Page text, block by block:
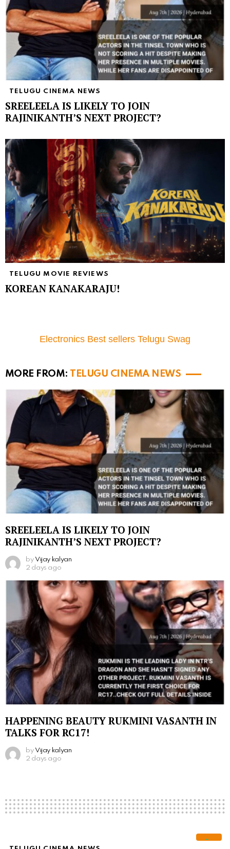
TELUGU CINEMA NEWS
SREELEELA IS LIKELY TO JOIN
RAJINIKANTH’S NEXT PROJECT?
TELUGU MOVIE REVIEWS
KOREAN KANAKARAJU!
Electronics Best sellers Telugu Swag
MORE FROM: TELUGU CINEMA NEWS
SREELEELA IS LIKELY TO JOIN
RAJINIKANTH’S NEXT PROJECT?
by Vijay kalyan
2 days ago
HAPPENING BEAUTY RUKMINI VASANTH IN
TALKS FOR RC17!
by Vijay kalyan
2 days ago